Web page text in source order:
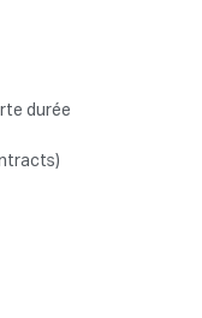
durée